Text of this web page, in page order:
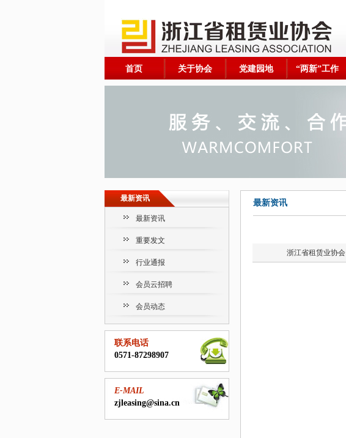
首页 关于协会 党建园地 “两新”工作
最新资讯
最新资讯
重要发文
行业通报
会员云招聘
会员动态
联系电话
0571-87298907
E-MAIL
zjleasing@sina.cn
最新资讯
浙江省租赁业协会